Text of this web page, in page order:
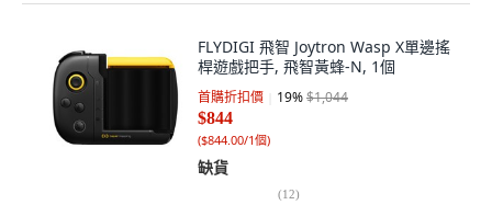
FLYDIGI 飛智 Joytron Wasp X單邊搖
桿遊戲把手, 飛智黃蜂-N, 1個
首購折扣價 19%$1,044
$844
($844.00/1個)
缺貨
(12)